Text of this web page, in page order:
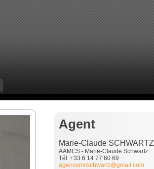
Agent
Marie-Claude SCHWARTZ
AAMCS - Marie-Claude Schwartz
Tél. +33 6 14 77 60 69
agencemcschwartz@gmail.com